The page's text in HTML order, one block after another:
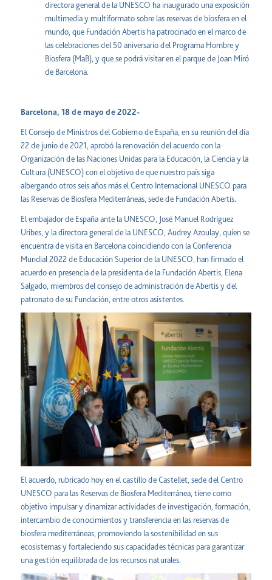
directora general de la UNESCO ha inaugurado una exposición
multimedia y multiformato sobre las reservas de biosfera en el
mundo, que Fundación Abertis ha patrocinado en el marco de
las celebraciones del 50 aniversario del Programa Hombre y
Biosfera (MaB), y que se podrá visitar en el parque de Joan Miró
de Barcelona.
Barcelona, 18 de mayo de 2022-
El Consejo de Ministros del Gobierno de España, en su reunión del día
22 de junio de 2021, aprobó la renovación del acuerdo con la
Organización de las Naciones Unidas para la Educación, la Ciencia y la
Cultura (UNESCO) con el objetivo de que nuestro país siga
albergando otros seis años más el Centro Internacional UNESCO para
las Reservas de Biosfera Mediterráneas, sede de Fundación Abertis.
El embajador de España ante la UNESCO, José Manuel Rodríguez
Uribes, y la directora general de la UNESCO, Audrey Azoulay, quien se
encuentra de visita en Barcelona coincidiendo con la Conferencia
Mundial 2022 de Educación Superior de la UNESCO, han firmado el
acuerdo en presencia de la presidenta de la Fundación Abertis, Elena
Salgado, miembros del consejo de administración de Abertis y del
patronato de su Fundación, entre otros asistentes.
El acuerdo, rubricado hoy en el castillo de Castellet, sede del Centro
UNESCO para las Reservas de Biosfera Mediterránea, tiene como
objetivo impulsar y dinamizar actividades de investigación, formación,
intercambio de conocimientos y transferencia en las reservas de
biosfera mediterráneas, promoviendo la sostenibilidad en sus
ecosistemas y fortaleciendo sus capacidades técnicas para garantizar
una gestión equilibrada de los recursos naturales.